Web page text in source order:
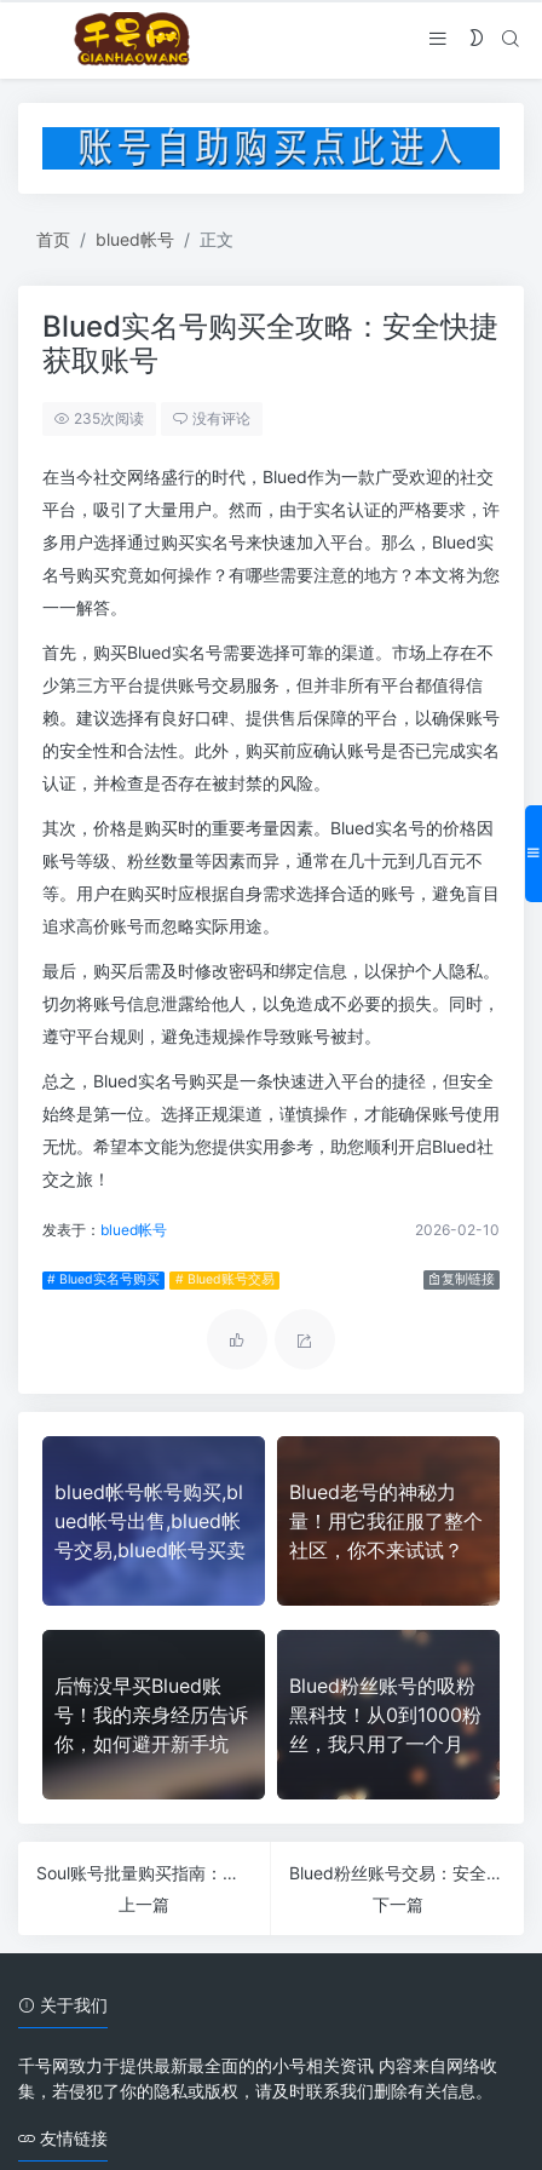
首页 blued帐号 正文
Blued实名号购买全攻略：安全快捷
获取账号
235次阅读 没有评论
在当今社交网络盛行的时代，Blued作为一款广受欢迎的社交
平台，吸引了大量用户。然而，由于实名认证的严格要求，许
多用户选择通过购买实名号来快速加入平台。那么，Blued实
名号购买究竟如何操作？有哪些需要注意的地方？本文将为您
一一解答。
首先，购买Blued实名号需要选择可靠的渠道。市场上存在不
少第三方平台提供账号交易服务，但并非所有平台都值得信
赖。建议选择有良好口碑、提供售后保障的平台，以确保账号
的安全性和合法性。此外，购买前应确认账号是否已完成实名
认证，并检查是否存在被封禁的风险。
其次，价格是购买时的重要考量因素。Blued实名号的价格因
账号等级、粉丝数量等因素而异，通常在几十元到几百元不
等。用户在购买时应根据自身需求选择合适的账号，避免盲目
追求高价账号而忽略实际用途。
最后，购买后需及时修改密码和绑定信息，以保护个人隐私。
切勿将账号信息泄露给他人，以免造成不必要的损失。同时，
遵守平台规则，避免违规操作导致账号被封。
总之，Blued实名号购买是一条快速进入平台的捷径，但安全
始终是第一位。选择正规渠道，谨慎操作，才能确保账号使用
无忧。希望本文能为您提供实用参考，助您顺利开启Blued社
交之旅！
发表于： blued帐号 2026-02-10
# Blued实名号购买 # Blued账号交易 复制链接
blued帐号帐号购买,bl
ued帐号出售,blued帐
号交易,blued帐号买卖
Blued老号的神秘力
量！用它我征服了整个
社区，你不来试试？
后悔没早买Blued账
号！我的亲身经历告诉
你，如何避开新手坑
Blued粉丝账号的吸粉
黑科技！从0到1000粉
丝，我只用了一个月
Soul账号批量购买指南：快速获取优质账号的秘诀
上一篇
Blued粉丝账号交易：安全与风险并存的市场
下一篇
关于我们
千号网致力于提供最新最全面的的小号相关资讯 内容来自网络收
集，若侵犯了你的隐私或版权，请及时联系我们删除有关信息。
友情链接